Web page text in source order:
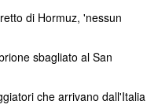
di Hormuz, 'nessun
sbagliato al San
che arrivano dall'Italia